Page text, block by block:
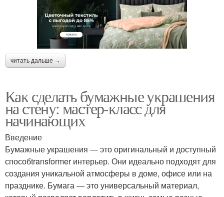
читать дальше →
Как сделать бумажные украшения
на стену: мастер-класс для
начинающих
Введение
Бумажные украшения — это оригинальный и доступный
способtransformer интерьер. Они идеально подходят для
создания уникальной атмосферы в доме, офисе или на
празднике. Бумага — это универсальный материал,